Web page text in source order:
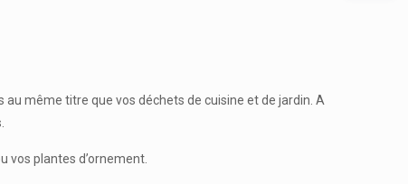
même titre que vos déchets de cuisine et de jardin. A
vos plantes d’ornement.